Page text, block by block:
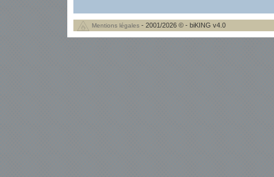
Mentions légales - 2001/2026 © - biKING v4.0